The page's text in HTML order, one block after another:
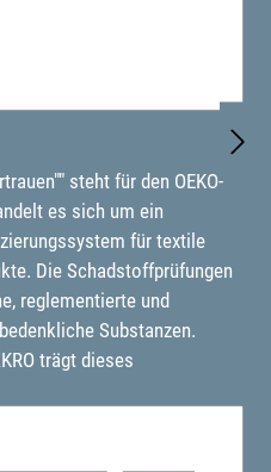
steht für den OEKO-
es sich um ein
für textile
Die Schadstoffprüfungen
reglementierte und
Substanzen.
trägt dieses